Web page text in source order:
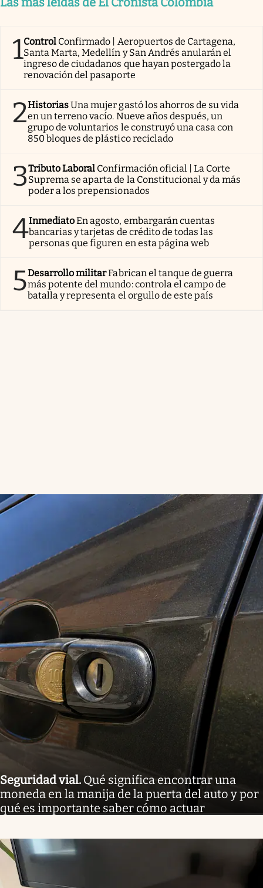
1Control Confirmado | Aeropuertos de Cartagena,
Santa Marta, Medellín y San Andrés anularán el
ingreso de ciudadanos que hayan postergado la
renovación del pasaporte
2HistoriasUna mujer gastó los ahorros de su vida
en un terreno vacío. Nueve años después, un
grupo de voluntarios le construyó una casa con
850 bloques de plástico reciclado
3Tributo Laboral Confirmación oficial | La Corte
Suprema se aparta de la Constitucional y da más
poder a los prepensionados
4InmediatoEn agosto, embargarán cuentas
bancarias y tarjetas de crédito de todas las
personas que figuren en esta página web
5Desarrollo militarFabrican el tanque de guerra
más potente del mundo: controla el campo de
batalla y representa el orgullo de este país
Seguridad vial. Qué significa encontrar una
moneda en la manija de la puerta del auto y por
qué es importante saber cómo actuar